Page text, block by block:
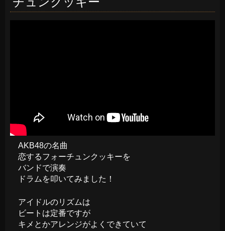
AKB48の名曲
恋するフォーチュンクッキーを
バンドで演奏
ドラムを叩いてみました！
アイドルのリズムは
ビートは定番ですが
キメとかアレンジがよくできていて